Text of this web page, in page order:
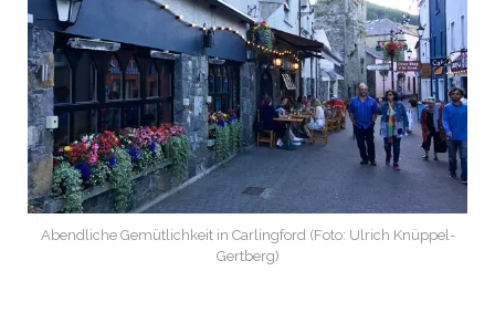
Abendliche Gemütlichkeit in Carlingford (Foto: Ulrich Knüppel-
Gertberg)